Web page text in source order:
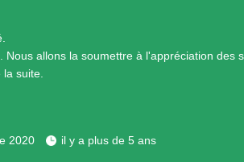
allons la soumettre à l'appréciation des
suite.
2020 il y a plus de 5 ans